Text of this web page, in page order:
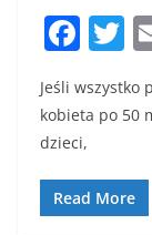
F
c
e
b
o
T
w
Jeśli wszystko
kobieta po 50
dzieci,
Read More